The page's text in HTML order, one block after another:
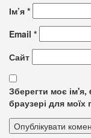
Ім’я *
Email *
Сайт
Зберегти моє
браузері для